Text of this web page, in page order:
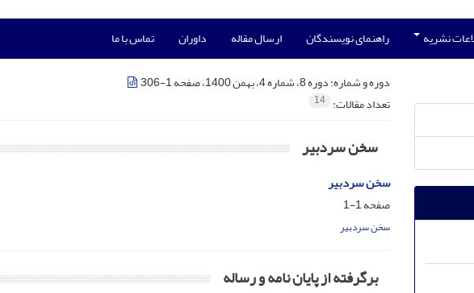
نشریه راهنمای نویسندگان ارسال مقاله داوران تماس با ما
دوره و شماره:دوره 8، شماره 4، بهمن 1400، صفحه 1-306
تعداد مقالات: 14
سخن سردبیر
سخن سردبیر
صفحه1-1
سخن سردبیر
برگرفته از پایان نامه و رساله